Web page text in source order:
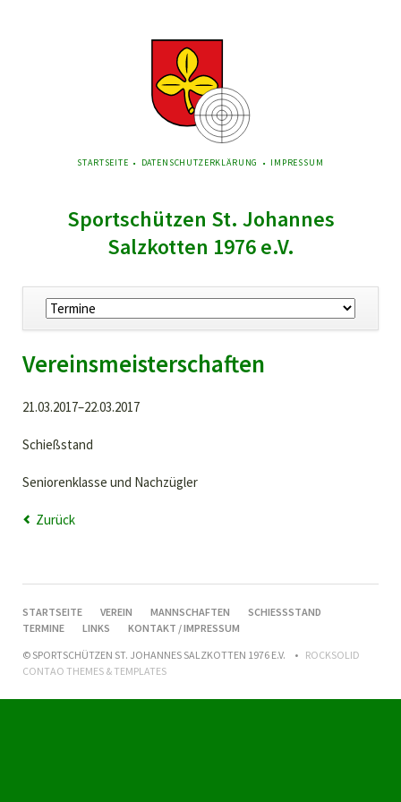
NAVIGATION
STARTSEITE DATENSCHUTZERKLÄRUNG IMPRESSUM
Sportschützen St. Johannes
Salzkotten 1976 e.V.
Navigation
überspringen
Vereinsmeisterschaften
21.03.2017–22.03.2017
Schießstand
Seniorenklasse und Nachzügler
Zurück
NAVIGATION
ÜBERSPRINGEN
STARTSEITE VEREIN MANNSCHAFTEN
SCHIESSSTAND
TERMINE
LINKS
KONTAKT / IMPRESSUM
© SPORTSCHÜTZEN ST. JOHANNES SALZKOTTEN 1976 E.V.
ROCKSOLID
CONTAO THEMES & TEMPLATES